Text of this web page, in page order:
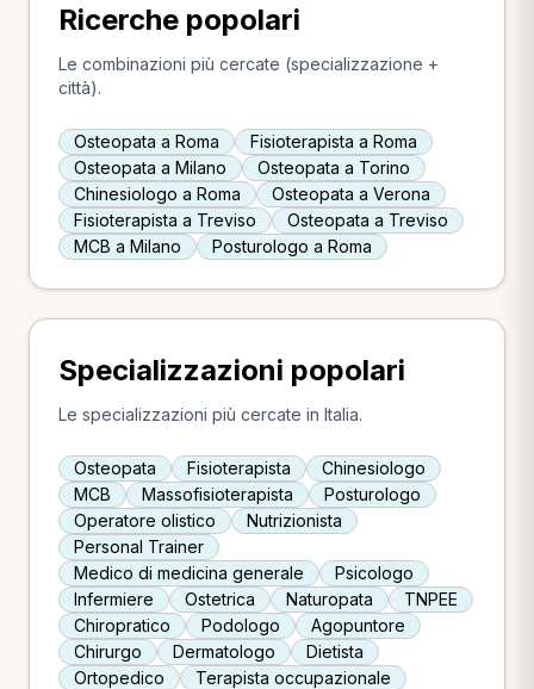
Ricerche popolari
Le combinazioni più cercate (specializzazione +
città).
Osteopata a Roma
Fisioterapista a Roma
Osteopata a Milano
Osteopata a Torino
Chinesiologo a Roma
Osteopata a Verona
Fisioterapista a Treviso
Osteopata a Treviso
MCB a Milano
Posturologo a Roma
Specializzazioni popolari
Le specializzazioni più cercate in Italia.
Osteopata Fisioterapista
Chinesiologo
MCB
Massofisioterapista
Posturologo
Operatore olistico
Nutrizionista
Personal Trainer
Medico di medicina generale
Psicologo
Infermiere
Ostetrica Naturopata
TNPEE
Chiropratico
Podologo
Agopuntore
Chirurgo
Dermatologo
Dietista
Ortopedico
Terapista occupazionale